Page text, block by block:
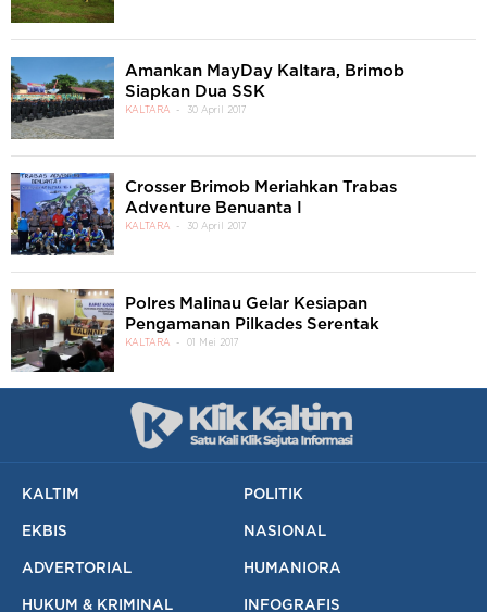
Amankan MayDay Kaltara, Brimob
Siapkan Dua SSK
KALTARA 30 April 2017
Crosser Brimob Meriahkan Trabas
Adventure Benuanta I
KALTARA 30 April 2017
Polres Malinau Gelar Kesiapan
Pengamanan Pilkades Serentak
KALTARA 01 Mei 2017
KALTIM POLITIK
EKBIS NASIONAL
ADVERTORIAL HUMANIORA
HUKUM & KRIMINAL INFOGRAFIS